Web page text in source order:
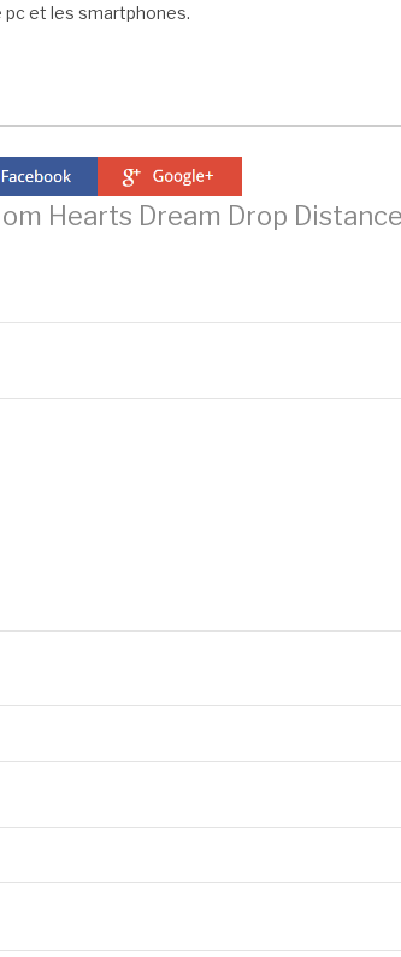
pc et les smartphones.
Hearts Dream Drop Distance